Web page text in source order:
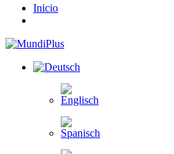
Inicio
Zum
springen